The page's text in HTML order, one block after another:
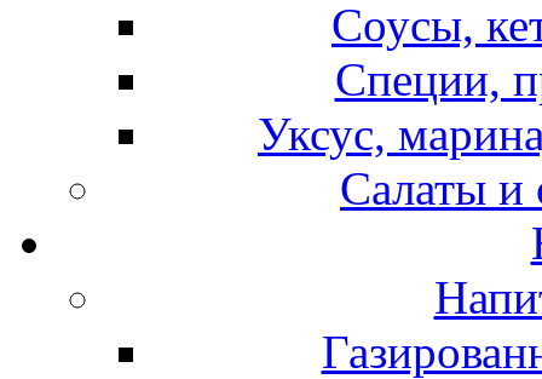
Соусы,
Специи,
Уксус,
Салаты и